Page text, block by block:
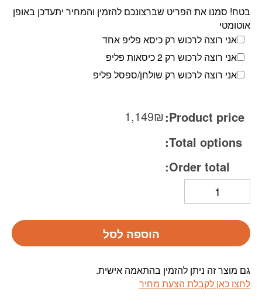
בטח! סמנו את הפריט שברצונכם להזמין והמחיר יתעדכן באופן
אוטומטי
אני רוצה לרכוש רק כיסא פליפ אחד
אני רוצה לרכוש רק 2 כיסאות פליפ
אני רוצה לרכוש רק שולחן/ספסל פליפ
Product price:
₪
1,149
Total options:
Order total:
הוספה לסל
גם מוצר זה ניתן להזמין בהתאמה אישית.
לחצו כאן לקבלת הצעת מחיר